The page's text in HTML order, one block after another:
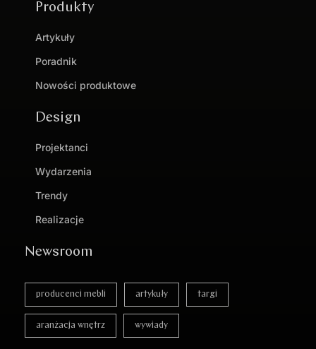
Produkty
Artykuły
Poradnik
Nowości produktowe
Design
Projektanci
Wydarzenia
Trendy
Realizacje
Newsroom
producenci mebli artykuły targi
aranżacja wnętrz wywiady